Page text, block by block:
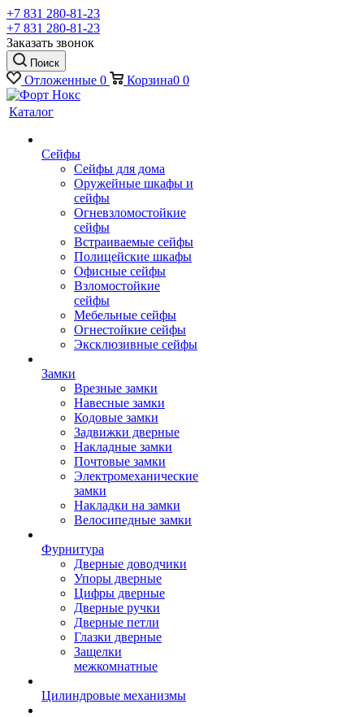
+7 831 280-81-23
+7 831 280-81-23
Заказать звонок
Поиск
Отложенные 0 Корзина0 0
Каталог
Сейфы
Сейфы для дома
Оружейные шкафы и
сейфы
Огневзломостойкие
сейфы
Встраиваемые сейфы
Полицейские шкафы
Офисные сейфы
Взломостойкие
сейфы
Мебельные сейфы
Огнестойкие сейфы
Эксклюзивные сейфы
Замки
Врезные замки
Навесные замки
Кодовые замки
Задвижки дверные
Накладные замки
Почтовые замки
Электромеханические
замки
Накладки на замки
Велосипедные замки
Фурнитура
Дверные доводчики
Упоры дверные
Цифры дверные
Дверные ручки
Дверные петли
Глазки дверные
Защелки
межкомнатные
Цилиндровые механизмы